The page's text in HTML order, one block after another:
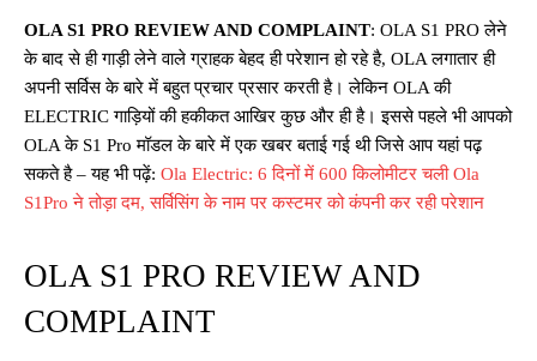
OLA S1 PRO REVIEW AND COMPLAINT: OLA S1 PRO लेने
के बाद से ही गाड़ी लेने वाले ग्राहक बेहद ही परेशान हो रहे है, OLA लगातार ही
अपनी सर्विस के बारे में बहुत प्रचार प्रसार करती है। लेकिन OLA की
ELECTRIC गाड़ियों की हकीकत आखिर कुछ और ही है। इससे पहले भी आपको
OLA के S1 Pro मॉडल के बारे में एक खबर बताई गई थी जिसे आप यहां पढ़
सकते है – यह भी पढ़ें: Ola Electric: 6 दिनों में 600 किलोमीटर चली Ola
S1Pro ने तोड़ा दम, सर्विसिंग के नाम पर कस्टमर को कंपनी कर रही परेशान
OLA S1 PRO REVIEW AND
COMPLAINT